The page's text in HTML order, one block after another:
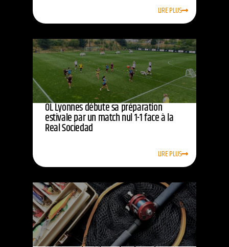
LIRE PLUS
OL Lyonnes débute sa préparation
estivale par un match nul 1-1 face à la
Real Sociedad
LIRE PLUS